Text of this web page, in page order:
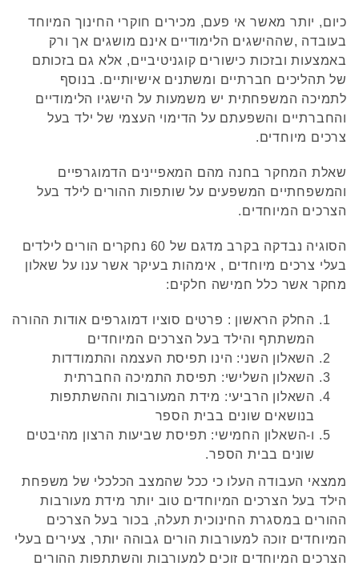
כיום, יותר מאשר אי פעם, מכירים חוקרי החינוך המיוחד
בעובדה ,שההישגים הלימודיים אינם מושגים אך ורק
באמצעות ובזכות כישורים קוגניטיביים, אלא גם בזכותם
של תהליכים חברתיים ומשתנים אישיותיים. בנוסף
לתמיכה המשפחתית יש משמעות על הישגיו הלימודיים
והחברתיים והשפעתם על הדימוי העצמי של ילד בעל
צרכים מיוחדים.
שאלת המחקר בחנה מהם המאפיינים הדמוגרפיים
והמשפחתיים המשפעים על שותפות ההורים לילד בעל
הצרכים המיוחדים.
הסוגיה נבדקה בקרב מדגם של 60 נחקרים הורים לילדים
בעלי צרכים מיוחדים , אימהות בעיקר אשר ענו על שאלון
מחקר אשר כלל חמישה חלקים:
החלק הראשון : פרטים סוציו דמוגרפים אודות ההורה
המשתתף והילד בעל הצרכים המיוחדים
השאלון השני: הינו תפיסת העצמה והתמודדות
השאלון השלישי: תפיסת התמיכה החברתית
השאלון הרביעי: מידת המעורבות וההשתתפות
בנושאים שונים בבית הספר
ו-השאלון החמישי: תפיסת שביעות הרצון מהיבטים
שונים בבית הספר.
ממצאי העבודה העלו כי ככל שהמצב הכלכלי של משפחת
הילד בעל הצרכים המיוחדים טוב יותר מידת מעורבות
ההורים במסגרת החינוכית תעלה, בכור בעל הצרכים
המיוחדים זוכה למעורבות הורים גבוהה יותר, צעירים בעלי
הצרכים המיוחדים זוכים למעורבות והשתתפות ההורים